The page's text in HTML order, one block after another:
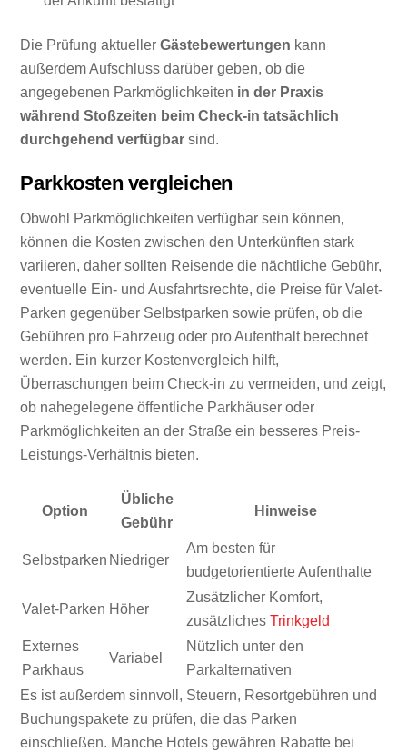
Die Prüfung aktuellerGästebewertungen kann
außerdem Aufschluss darüber geben, ob die
angegebenen Parkmöglichkeiten in der Praxis
während Stoßzeiten beim Check-in tatsächlich
durchgehend verfügbar sind.
Parkkosten vergleichen
Obwohl Parkmöglichkeiten verfügbar sein können,
können die Kosten zwischen den Unterkünften stark
variieren, daher sollten Reisende die nächtliche Gebühr,
eventuelle Ein- und Ausfahrtsrechte, die Preise für Valet-
Parken gegenüber Selbstparken sowie prüfen, ob die
Gebühren pro Fahrzeug oder pro Aufenthalt berechnet
werden. Ein kurzer Kostenvergleich hilft,
Überraschungen beim Check-in zu vermeiden, und zeigt,
ob nahegelegene öffentliche Parkhäuser oder
Parkmöglichkeiten an der Straße ein besseres Preis-
Leistungs-Verhältnis bieten.
Option
Übliche
Gebühr
Hinweise
Selbstparken Niedriger
Am besten für
budgetorientierte Aufenthalte
Valet-Parken Höher
Zusätzlicher Komfort,
zusätzlichesTrinkgeld
Externes
Parkhaus
Variabel
Nützlich unter den
Parkalternativen
Es ist außerdem sinnvoll, Steuern, Resortgebühren und
Buchungspakete zu prüfen, die das Parken
einschließen. Manche Hotels gewähren Rabatte bei